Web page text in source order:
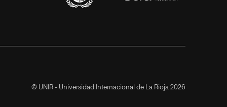
© UNIR - Universidad Internacional de La Rioja 2026